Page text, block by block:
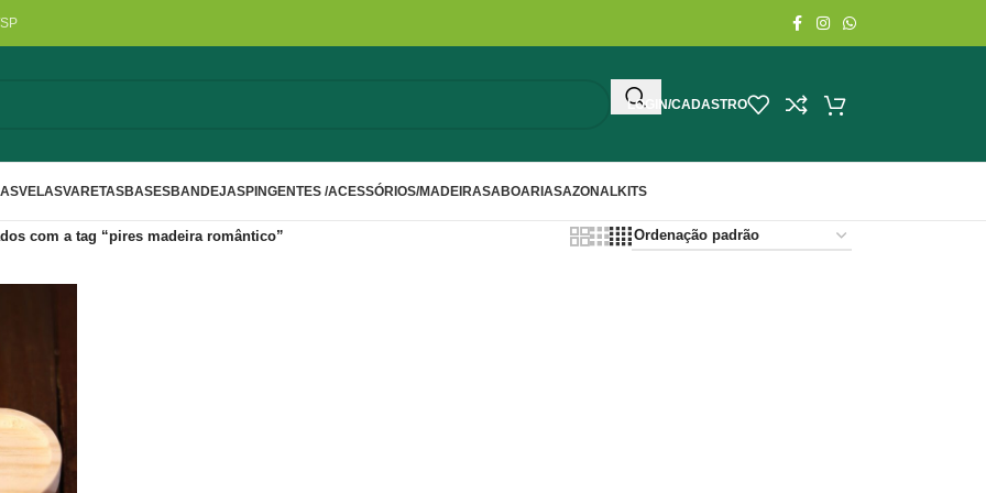
LOGIN/CADASTRO
VELASVARETASBASESBANDEJASPINGENTES /ACESSÓRIOS/MADEIRASABOARIASAZONALKITS
com a tag “pires madeira romântico”